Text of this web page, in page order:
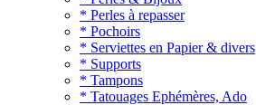
* Perles à repasser
* Pochoirs
* Serviettes en Papier & divers
* Supports
* Tampons
* Tatouages Ephémères, Ado